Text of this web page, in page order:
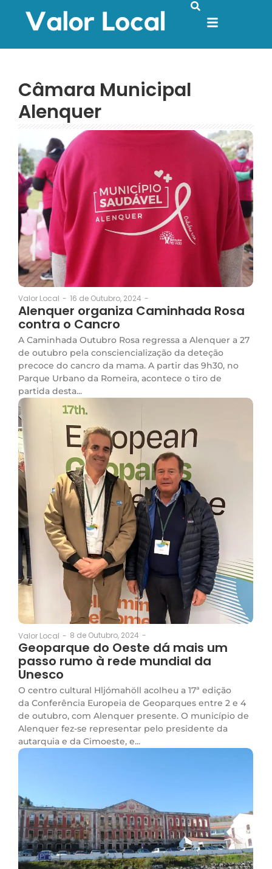
Câmara Municipal
Alenquer
Valor Local - 16 de Outubro, 2024 -
Alenquer organiza Caminhada Rosa
contra o Cancro
A Caminhada Outubro Rosa regressa a Alenquer a 27
de outubro pela consciencialização da deteção
precoce do cancro da mama. A partir das 9h30, no
Parque Urbano da Romeira, acontece o tiro de
partida desta...
Valor Local - 8 de Outubro, 2024 -
Geoparque do Oeste dá mais um
passo rumo à rede mundial da
Unesco
O centro cultural Hljómahöll acolheu a 17ª edição
da Conferência Europeia de Geoparques entre 2 e 4
de outubro, com Alenquer presente. O município de
Alenquer fez-se representar pelo presidente da
autarquia e da Cimoeste, e...